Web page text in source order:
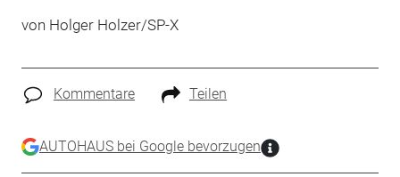
von Holger Holzer/SP-X
Kommentare Teilen
AUTOHAUS bei Google bevorzugen